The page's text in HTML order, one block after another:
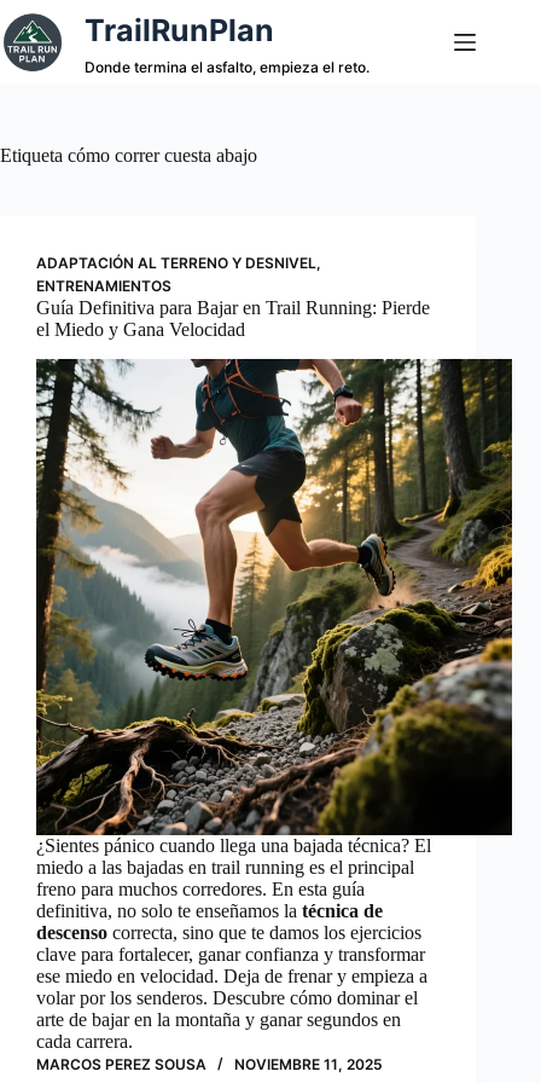
Saltar
al
contenido
TrailRunPlan
Donde termina el asfalto, empieza el reto.
Etiqueta cómo correr cuesta abajo
ADAPTACIÓN AL TERRENO Y DESNIVEL,
ENTRENAMIENTOS
Guía Definitiva para Bajar en Trail Running: Pierde
el Miedo y Gana Velocidad
¿Sientes pánico cuando llega una bajada técnica? El
miedo a las bajadas en trail running es el principal
freno para muchos corredores. En esta guía
definitiva, no solo te enseñamos la técnica de
descenso correcta, sino que te damos los ejercicios
clave para fortalecer, ganar confianza y transformar
ese miedo en velocidad. Deja de frenar y empieza a
volar por los senderos. Descubre cómo dominar el
arte de bajar en la montaña y ganar segundos en
cada carrera.
MARCOS PEREZ SOUSA NOVIEMBRE 11, 2025